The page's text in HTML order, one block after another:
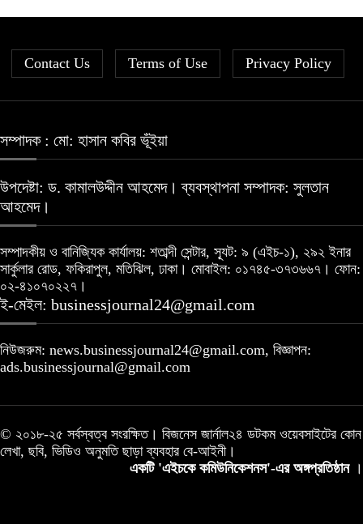
Contact Us Terms of Use Privacy Policy
সম্পাদক : মো: হাসান কবির ভূঁইয়া
উপদেষ্টা: ড. কামালউদ্দীন আহমেদ। ব্যবস্থাপনা সম্পাদক: সুলতান
আহমেদ।
সম্পাদকীয় ও বানিজ্যিক কার্যালয়: শতাব্দী সেন্টার, স্যূট: ৯ (এইচ-১), ২৯২ ইনার
সার্কুলার রোড, ফকিরাপুল, মতিঝিল, ঢাকা। মোবাইল: ০১৭৪৫-৩৭৩৬৬৭। ফোন:
০২-৪১০৭০২২৭।
ই-মেইল: businessjournal24@gmail.com
নিউজরুম: news.businessjournal24@gmail.com, বিজ্ঞাপন:
ads.businessjournal@gmail.com
© ২০১৮-২৫ সর্বস্বত্ব সংরক্ষিত। বিজনেস জার্নাল২৪ ডটকম ওয়েবসাইটের কোন
লেখা, ছবি, ভিডিও অনুমতি ছাড়া ব্যবহার বে-আইনী।
একটি 'এইচকে কমিউনিকেশনস'-এর অঙ্গপ্রতিষ্ঠান ।